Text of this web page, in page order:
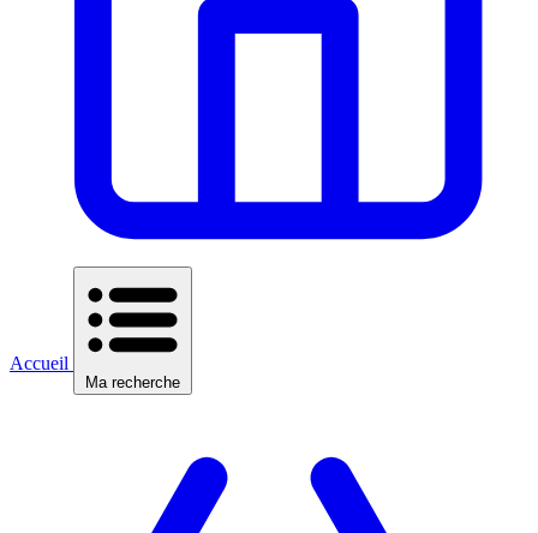
Accueil
Ma recherche